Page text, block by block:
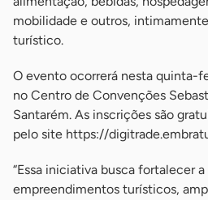
mobilidade e outros,
turístico.
O evento ocorrerá nesta quinta-
no Centro de Convenções
Santarém. As inscrições são
pelo site https://
“Essa iniciativa busca fortalecer
empreendimentos turísticos,